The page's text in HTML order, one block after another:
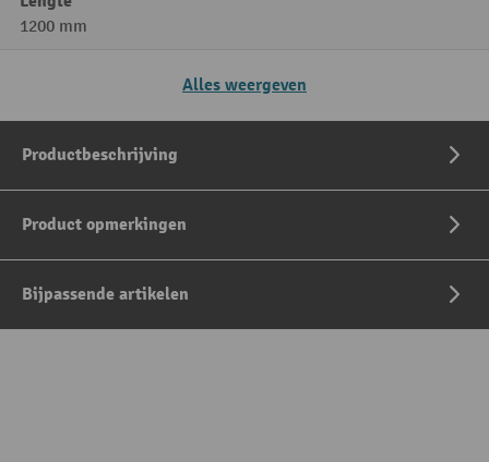
1200 mm
Alles weergeven
Productbeschrijving
Product opmerkingen
Bijpassende artikelen